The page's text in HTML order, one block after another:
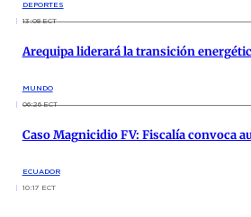
DEPORTES
13:08 ECT
Arequipa liderará la transición
MUNDO
06:26 ECT
Caso Magnicidio FV: Fiscalía convoca
ECUADOR
10:17 ECT